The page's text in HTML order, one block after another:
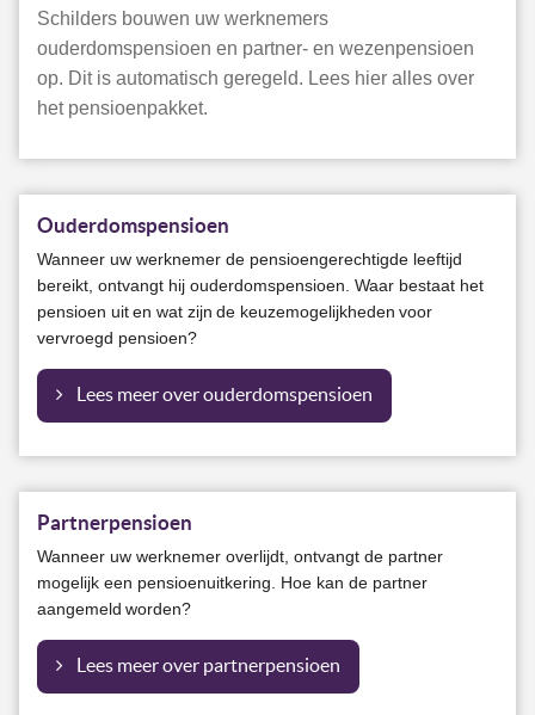
Schilders bouwen uw werknemers
ouderdomspensioen en partner- en wezenpensioen
op. Dit is automatisch geregeld. Lees hier alles over
het pensioenpakket.
Ouderdomspensioen
Wanneer uw werknemer de pensioengerechtigde leeftijd
bereikt, ontvangt hij ouderdomspensioen. Waar bestaat het
pensioen uit en wat zijn de keuzemogelijkheden voor
vervroegd pensioen?
Lees meer over ouderdomspensioen
Partnerpensioen
Wanneer uw werknemer overlijdt, ontvangt de partner
mogelijk een pensioenuitkering. Hoe kan de partner
aangemeld worden?
Lees meer over partnerpensioen